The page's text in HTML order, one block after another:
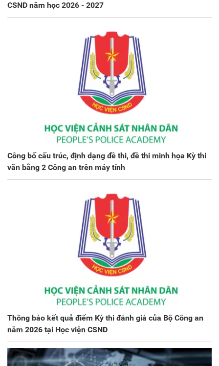
CSND năm học 2026 - 2027
Công bố cấu trúc, định dạng đề thi, đề thi minh họa Kỳ thi
văn bằng 2 Công an trên máy tính
Thông báo kết quả điểm Kỳ thi đánh giá của Bộ Công an
năm 2026 tại Học viện CSND